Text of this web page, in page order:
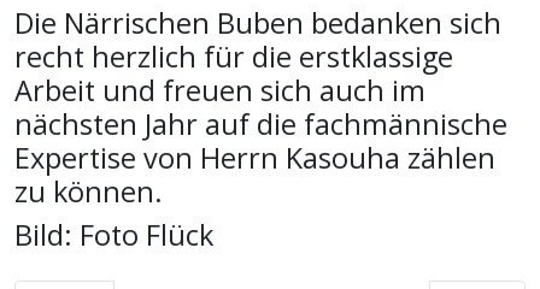
Die Närrischen Buben bedanken sich
recht herzlich für die erstklassige
Arbeit und freuen sich auch im
nächsten Jahr auf die fachmännische
Expertise von Herrn Kasouha zählen
zu können.
Bild: Foto Flück